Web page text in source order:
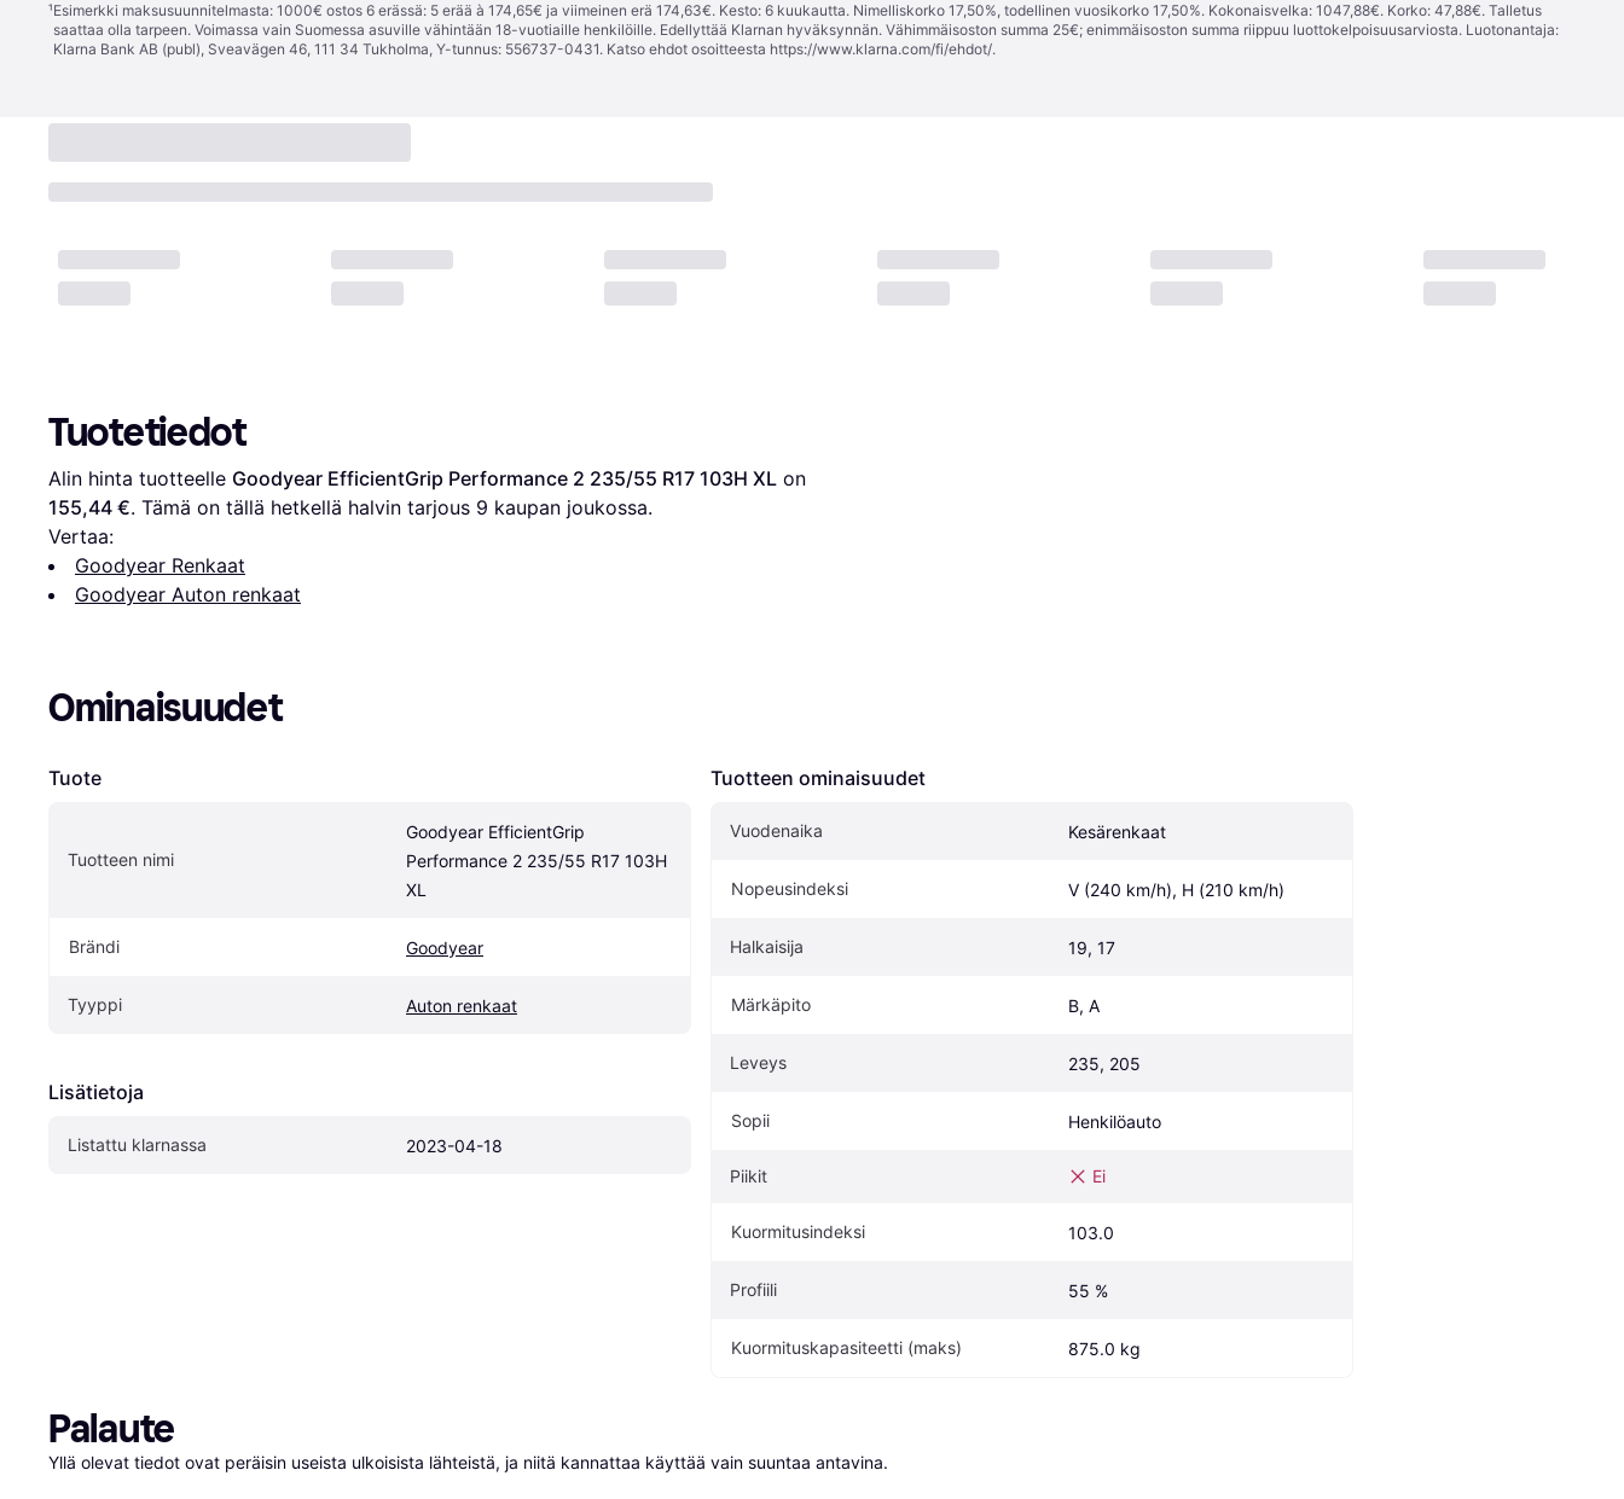
¹Esimerkki maksusuunnitelmasta: 1000€ ostos 6 erässä: 5 erää à 174,65€ ja viimeinen erä 174,63€. Kesto: 6 kuukautta. Nimelliskorko 17,50%, todellinen vuosikorko 17,50%. Kokonaisvelka: 1047,88€. Korko: 47,88€. Talletus
saattaa olla tarpeen. Voimassa vain Suomessa asuville vähintään 18-vuotiaille henkilöille. Edellyttää Klarnan hyväksynnän. Vähimmäisoston summa 25€; enimmäisoston summa riippuu luottokelpoisuusarviosta. Luotonantaja:
Klarna Bank AB (publ), Sveavägen 46, 111 34 Tukholma, Y-tunnus: 556737-0431. Katso ehdot osoitteesta https://www.klarna.com/fi/ehdot/.
Tuotetiedot
Alin hinta tuotteelle Goodyear EfficientGrip Performance 2 235/55 R17 103H XL
155,44 €. Tämä on tällä hetkellä halvin tarjous 9 kaupan joukossa.
Vertaa:
Goodyear Renkaat
Goodyear Auton renkaat
Ominaisuudet
Tuote
Tuotteen nimi
Goodyear EfficientGrip
Performance 2 235/55 R17 103H
XL
Brändi Goodyear
Tyyppi Auton renkaat
Lisätietoja
Listattu klarnassa 2023-04-18
Tuotteen ominaisuudet
Vuodenaika Kesärenkaat
Nopeusindeksi V (240 km/h), H (210 km/h)
Halkaisija 19, 17
Märkäpito B, A
Leveys 235, 205
Sopii Henkilöauto
Piikit Ei
Kuormitusindeksi 103.0
Profiili 55 %
Kuormituskapasiteetti (maks) 875.0 kg
Palaute
Yllä olevat tiedot ovat peräisin useista ulkoisista lähteistä, ja niitä kannattaa käyttää vain suuntaa antavina.